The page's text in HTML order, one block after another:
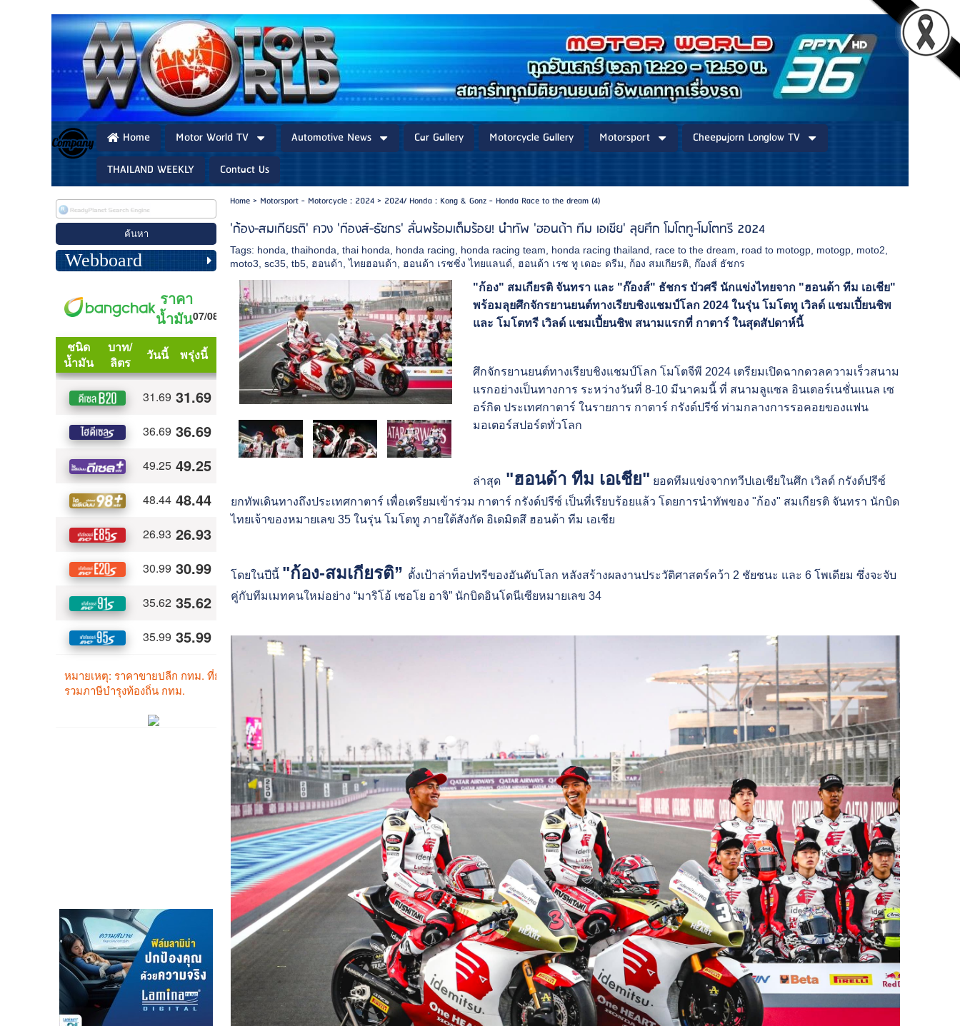
Home Motor World TV Automotive News Car Gallery Motorcycle Gallery Motorsport
Cheepajorn Longlow TV
THAILAND WEEKLY
Contact Us
Webboard
Home> Motorsport - Motorcycle : 2024> 2024/ Honda : Kong & Gonz - Honda Race to the dream (4)
'ก้อง-สมเกียรติ' ควง 'ก๊องส์-ธัชกร' ลั่นพร้อมเต็มร้อย! นำทัพ 'ฮอนด้า ทีม เอเชีย' ลุยศึก โมโตทู-โมโตทรี 2024
Tags: honda ,thaihonda ,thai honda honda racing honda racing team honda racing thailand race to the dream road to motogp motogp moto2
moto3 ,sc35 ,tb5 ฮอนด้า ,ไทยฮอนด้า ฮอนด้า เรซซิ่ง ไทยแลนด์ ฮอนด้า เรซ ทู เดอะ ดรีม ก้อง สมเกียรติ ก๊องส์ ธัชกร
"ก้อง" สมเกียรติ จันทรา และ "ก๊องส์" ธัชกร บัวศรี นักแข่งไทยจาก "ฮอนด้า ทีม เอเชีย"
พร้อมลุยศึกจักรยานยนต์ทางเรียบชิงแชมป์โลก 2024 ในรุ่น โมโตทู เวิลด์ แชมเปี้ยนชิพ
และ โมโตทรี เวิลด์ แชมเปี้ยนชิพ สนามแรกที่ กาตาร์ ในสุดสัปดาห์นี้
ศึกจักรยานยนต์ทางเรียบชิงแชมป์โลก โมโตจีพี 2024 เตรียมเปิดฉากดวลความเร็วสนาม
แรกอย่างเป็นทางการ ระหว่างวันที่ 8-10 มีนาคมนี้ ที่ สนามลูแซล อินเตอร์เนชั่นแนล เซ
อร์กิต ประเทศกาตาร์ ในรายการ กาตาร์ กรังด์ปรีซ์ ท่ามกลางการรอคอยของแฟน
มอเตอร์สปอร์ตทั่วโลก
ล่าสุด "ฮอนด้า ทีม เอเชีย" ยอดทีมแข่งจากทวีปเอเชียในศึก เวิลด์ กรังด์ปรีซ์
ยกทัพเดินทางถึงประเทศกาตาร์ เพื่อเตรียมเข้าร่วม กาตาร์ กรังด์ปรีซ์ เป็นที่เรียบร้อยแล้ว โดยการนำทัพของ "ก้อง" สมเกียรติ จันทรา นักบิด
ไทยเจ้าของหมายเลข 35 ในรุ่น โมโตทู ภายใต้สังกัด อิเดมิตสึ ฮอนด้า ทีม เอเชีย
โดยในปีนี้ "ก้อง-สมเกียรติ” ตั้งเป้าล่าท็อปทรีของอันดับโลก หลังสร้างผลงานประวัติศาสตร์คว้า 2 ชัยชนะ และ 6 โพเดียม ซึ่งจะจับ
คู่กับทีมเมทคนใหม่อย่าง “มาริโอ้ เซอโย อาจิ” นักบิดอินโดนีเซียหมายเลข 34